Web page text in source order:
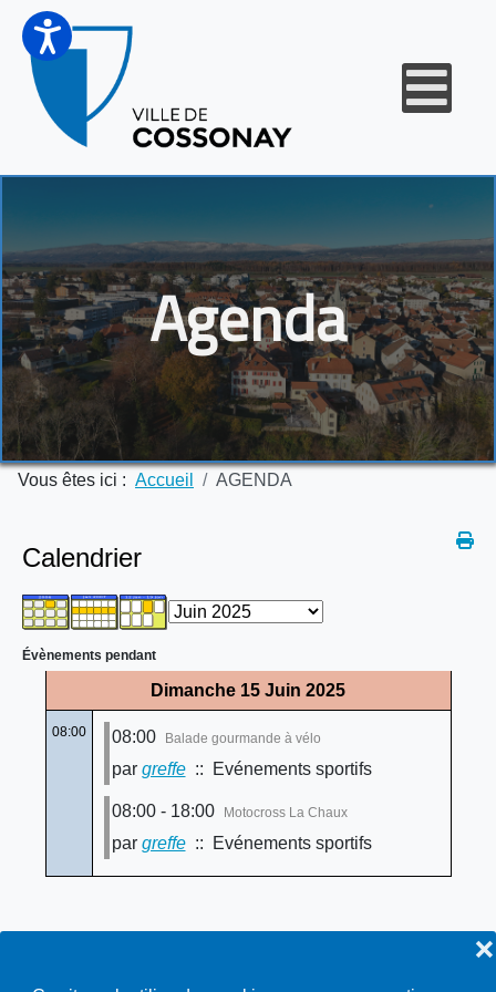
❌
Agenda
Vous êtes ici : Accueil AGENDA
Calendrier
Évènements pendant
Dimanche 15 Juin 2025
08:00 08:00 Balade gourmande à vélo
par greffe:: Evénements sportifs
08:00 - 18:00 Motocross La Chaux
par greffe:: Evénements sportifs